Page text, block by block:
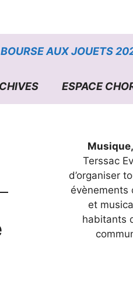
BOURSE AUX JOUETS
ESPACE
Terssac
d’organiser
évènements
et
habitants